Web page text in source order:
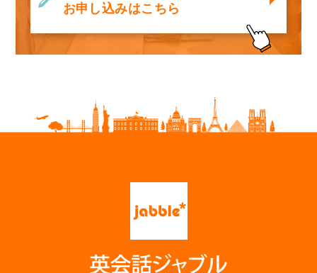
お申し込みはこちら